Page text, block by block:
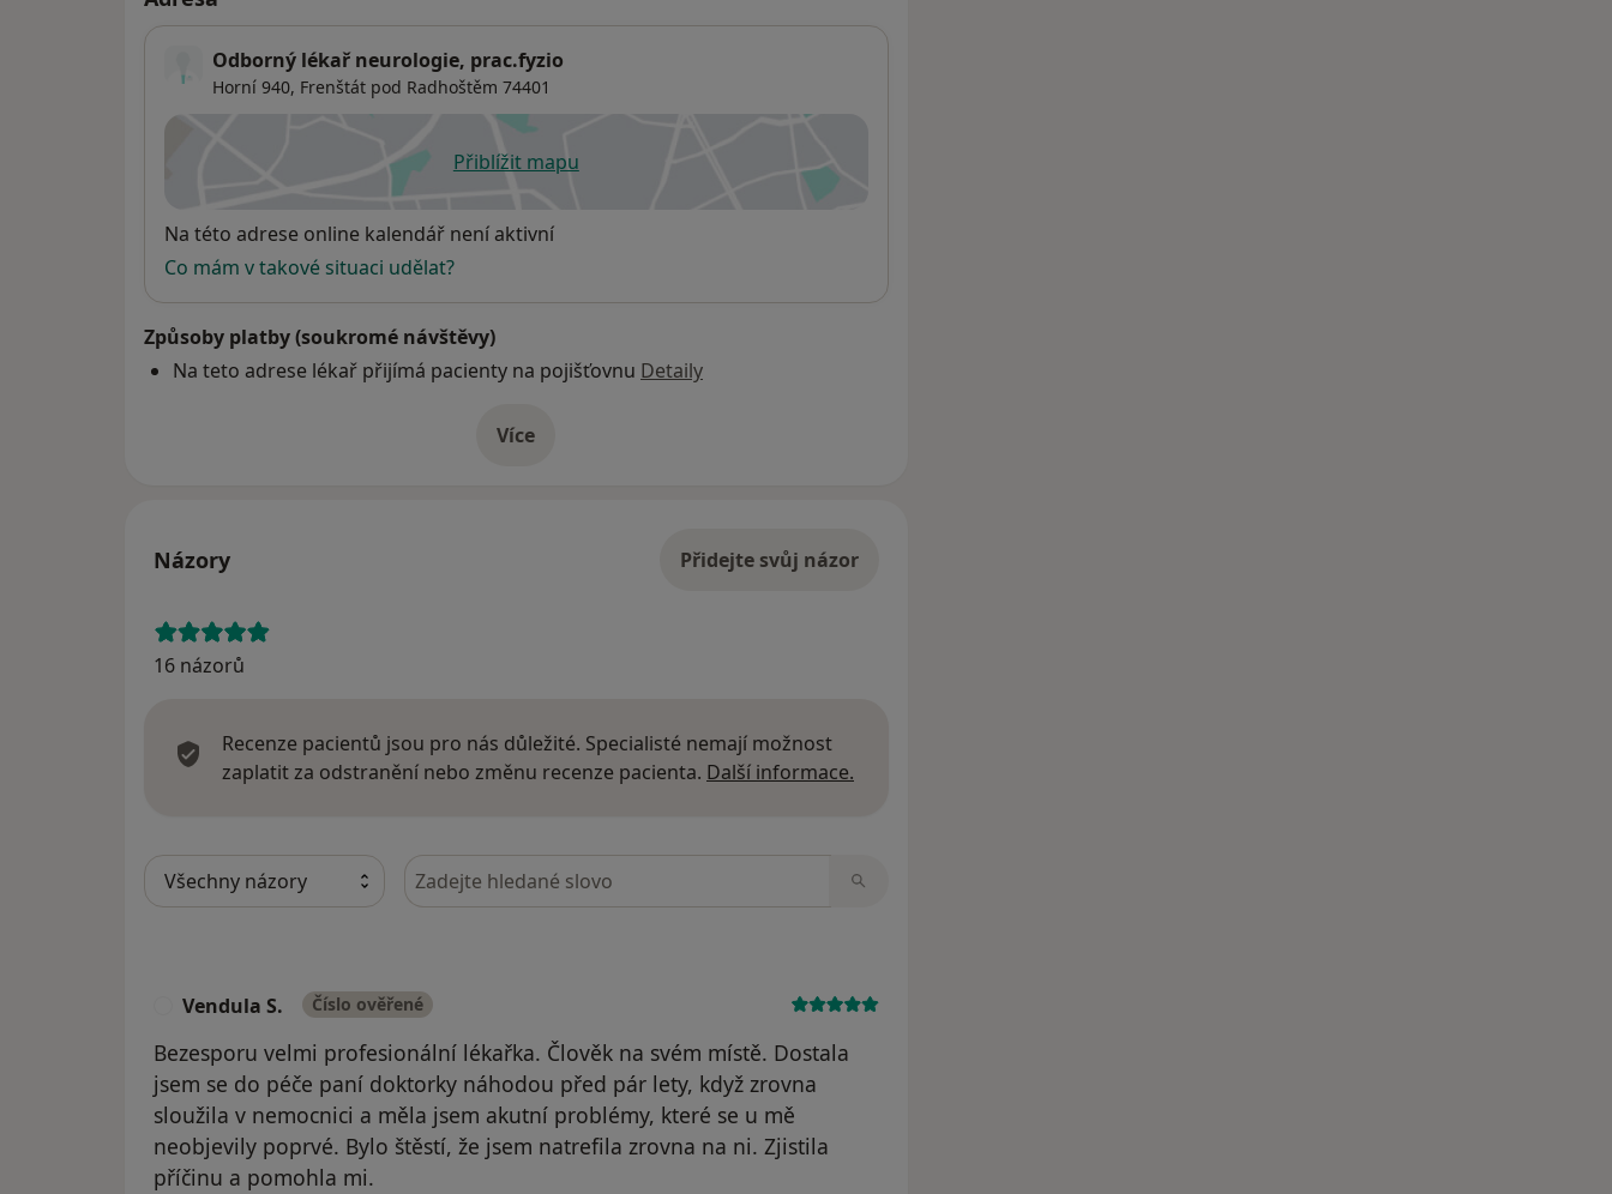
Odborný lékař neurologie, prac.fyzio
Horní 940, Frenštát pod Radhoštěm 74401
Přiblížit mapuse otevře v nové záložce
Dostupnost
Na této adrese online kalendář není aktivní
Co mám v takové situaci udělat?
Způsoby platby (soukromé návštěvy)
Na teto adrese lékař přijímá pacienty na pojišťovnu Detaily
Víceo adrese
Názory Přidejte svůj názor
16 názorů
Recenze pacientů jsou pro nás důležité. Specialisté nemají možnost
zaplatit za odstranění nebo změnu recenze pacienta. Další informace.
Hledejte v názorech
Vendula S. Číslo ověřené
Bezesporu velmi profesionální lékařka. Člověk na svém místě. Dostala
jsem se do péče paní doktorky náhodou před pár lety, když zrovna
sloužila v nemocnici a měla jsem akutní problémy, které se u mě
neobjevily poprvé. Bylo štěstí, že jsem natrefila zrovna na ni. Zjistila
příčinu a pomohla mi.